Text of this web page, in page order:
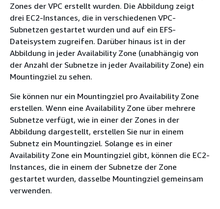
Zones der VPC erstellt wurden. Die Abbildung zeigt
drei EC2-Instances, die in verschiedenen VPC-
Subnetzen gestartet wurden und auf ein EFS-
Dateisystem zugreifen. Darüber hinaus ist in der
Abbildung in jeder Availability Zone (unabhängig von
der Anzahl der Subnetze in jeder Availability Zone) ein
Mountingziel zu sehen.
Sie können nur ein Mountingziel pro Availability Zone
erstellen. Wenn eine Availability Zone über mehrere
Subnetze verfügt, wie in einer der Zones in der
Abbildung dargestellt, erstellen Sie nur in einem
Subnetz ein Mountingziel. Solange es in einer
Availability Zone ein Mountingziel gibt, können die EC2-
Instances, die in einem der Subnetze der Zone
gestartet wurden, dasselbe Mountingziel gemeinsam
verwenden.